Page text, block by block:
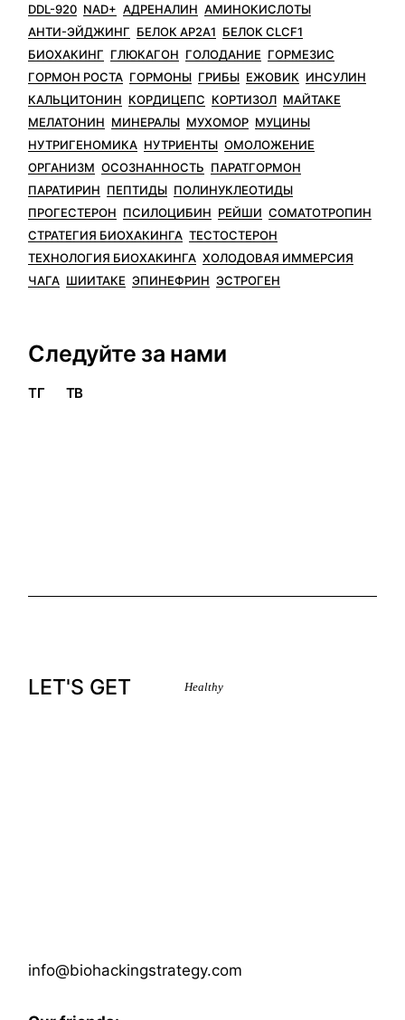
DDL-920 NAD+ АДРЕНАЛИН АМИНОКИСЛОТЫ
АНТИ-ЭЙДЖИНГ БЕЛОК AP2A1 БЕЛОК CLCF1
БИОХАКИНГ ГЛЮКАГОН ГОЛОДАНИЕ ГОРМЕЗИС
ГОРМОН РОСТА ГОРМОНЫ ГРИБЫ ЕЖОВИК ИНСУЛИН
КАЛЬЦИТОНИН КОРДИЦЕПС КОРТИЗОЛ МАЙТАКЕ
МЕЛАТОНИН МИНЕРАЛЫ МУХОМОР МУЦИНЫ
НУТРИГЕНОМИКА НУТРИЕНТЫ ОМОЛОЖЕНИЕ
ОРГАНИЗМ ОСОЗНАННОСТЬ ПАРАТГОРМОН
ПАРАТИРИН ПЕПТИДЫ ПОЛИНУКЛЕОТИДЫ
ПРОГЕСТЕРОН ПСИЛОЦИБИН РЕЙШИ СОМАТОТРОПИН
СТРАТЕГИЯ БИОХАКИНГА ТЕСТОСТЕРОН
ТЕХНОЛОГИЯ БИОХАКИНГА ХОЛОДОВАЯ ИММЕРСИЯ
ЧАГА ШИИТАКЕ ЭПИНЕФРИН ЭСТРОГЕН
Следуйте за нами
ТГ ТВ
LET'S GET Healthy
info@biohackingstrategy.com